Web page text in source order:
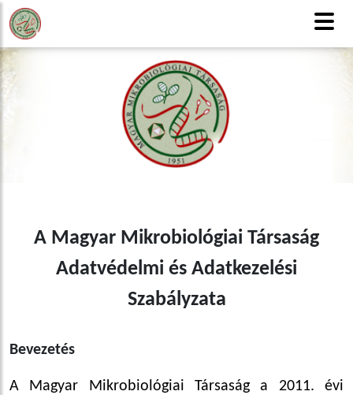
MMT
CSAK TAGOKNAK
A Magyar Mikrobiológiai Társaság
Adatvédelmi és Adatkezelési
Szabályzata
Bevezetés
A Magyar Mikrobiológiai Társaság a 2011. évi